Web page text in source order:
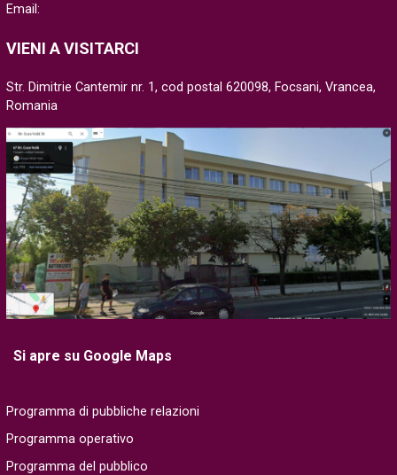
Email:
VIENI A VISITARCI
Str. Dimitrie Cantemir nr. 1, cod postal 620098, Focsani, Vrancea,
Romania
Si apre su Google Maps
Programma di pubbliche relazioni
Programma operativo
Programma del pubblico